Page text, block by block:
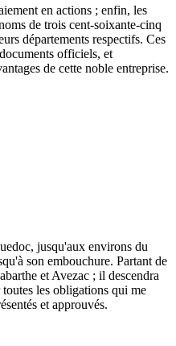
en actions ; enfin, les
de trois cent-soixante-cinq
départements respectifs. Ces
officiels, et
de cette noble entreprise.
jusqu'aux environs du
son embouchure. Partant de
et Avezac ; il descendra
les obligations qui me
et approuvés.